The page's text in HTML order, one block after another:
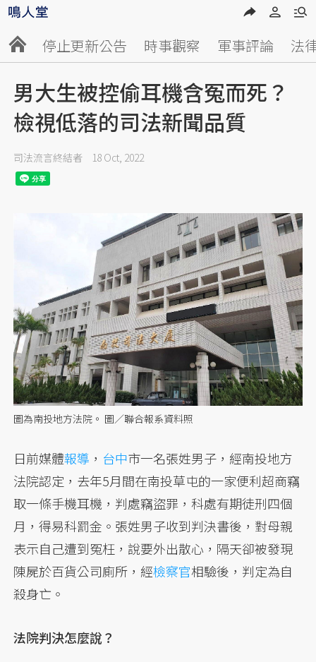
停止更新公告 時事觀察 軍事評論 法
男大生被控偷耳機含冤而死？
檢視低落的司法新聞品質
司法流言終結者 18 Oct, 2022
圖為南投地方法院。 圖／聯合報系資料照
日前媒體報導 ， 台中市一名張姓男子，經南投地方
法院認定，去年5月間在南投草屯的一家便利超商竊
取一條手機耳機，判處竊盜罪，科處有期徒刑四個
月，得易科罰金。張姓男子收到判決書後，對母親
表示自己遭到冤枉，說要外出散心，隔天卻被發現
陳屍於百貨公司廁所，經檢察官相驗後，判定為自
殺身亡。
法院判決怎麼說？